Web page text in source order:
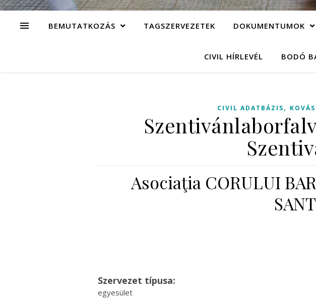
BEMUTATKOZÁS TAGSZERVEZETEK DOKUMENTUMOK
CIVIL HÍRLEVÉL BODÓ
CIVIL ADATBÁZIS,
Asociaţia CORULUI
Szervezet típusa:
egyesület